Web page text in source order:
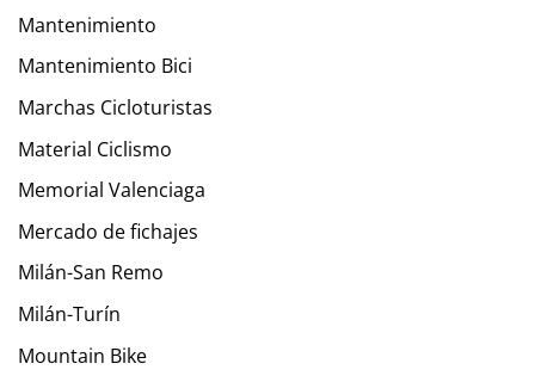
Mantenimiento
Mantenimiento Bici
Marchas Cicloturistas
Material Ciclismo
Memorial Valenciaga
Mercado de fichajes
Milán-San Remo
Milán-Turín
Mountain Bike